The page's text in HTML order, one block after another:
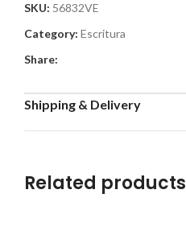
SKU: 56832VE
Category: Escritura
Share:
Shipping & Delivery
Related products